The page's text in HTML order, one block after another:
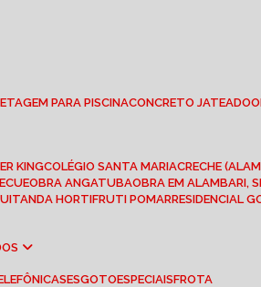
PARA PISCINA CONCRETO JATEADO
KING COLÉGIO SANTA MARIA CRECHE
OBRA ANGATUBA OBRA EM ALAMBARI,
QUITANDA HORTIFRUTI POMAR RESIDENCIAL
ESGOTO ESPECIAIS FROTA